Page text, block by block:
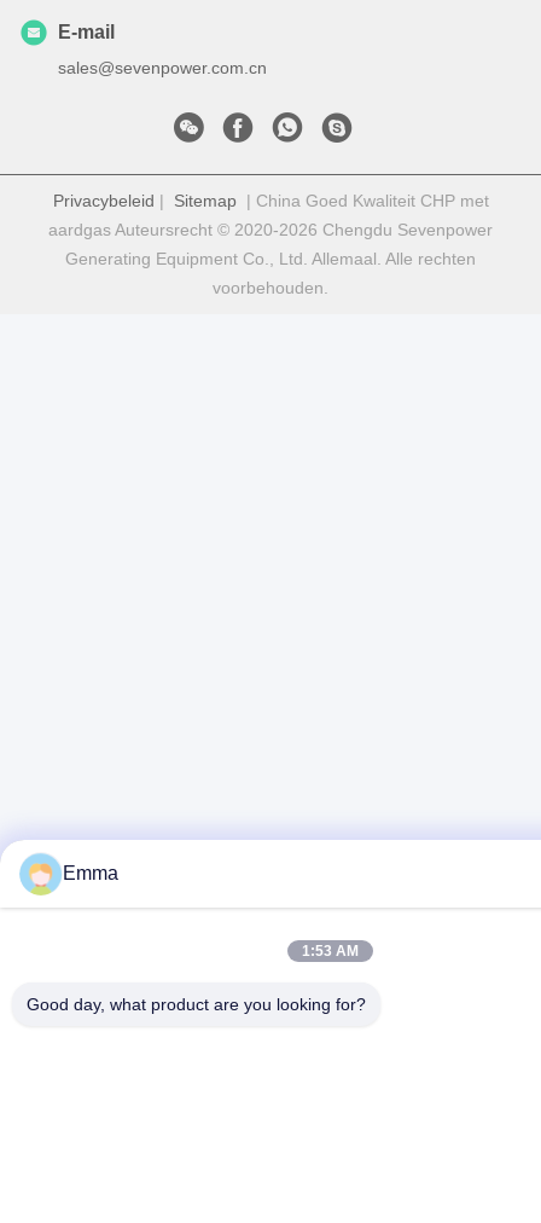
E-mail
sales@sevenpower.com.cn
Privacybeleid | Sitemap| China Goed Kwaliteit CHP met
aardgas Auteursrecht © 2020-2026 Chengdu Sevenpower
Generating Equipment Co., Ltd. Allemaal. Alle rechten
voorbehouden.
Emma
1:53 AM
Good day, what product are you looking for?